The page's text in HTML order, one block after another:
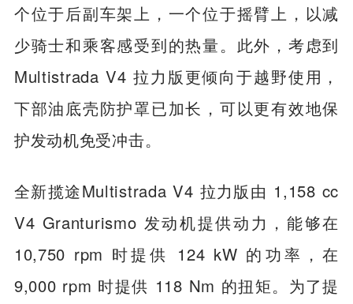
个位于后副车架上，一个位于摇臂上，以减
少骑士和乘客感受到的热量。此外，考虑到
Multistrada V4 拉力版更倾向于越野使用，
下部油底壳防护罩已加长，可以更有效地保
护发动机免受冲击。
全新揽途Multistrada V4 拉力版由 1,158 cc
V4 Granturismo 发动机提供动力，能够在
10,750 rpm 时提供 124 kW 的功率，在
9,000 rpm 时提供 118 Nm 的扭矩。为了提